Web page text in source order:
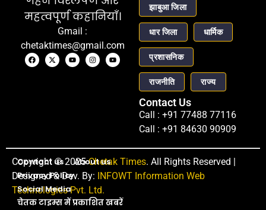
महत्वपूर्ण कहानियाँ।
Gmail :
chetaktimes@gmail.com
झाबुआ जिला
धार जिला धार्मिक
प्रशासनिक
राजनीति राज्य
Contact Us
Call : +91 77488 77116
Call : +91 84630 90909
Contact us
About us
Privacy Policy
Social Media
चेतक टाइम्स में प्रकाशित खबरें
Copyright © 2025Chetak Times. All Rights Reserved |
Designed & Dev. By: INFOWT Information Web
Technologies Pvt. Ltd.